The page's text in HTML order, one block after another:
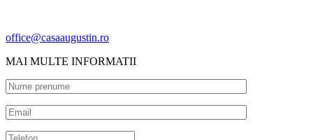
office@casaaugustin.ro
MAI MULTE INFORMATII